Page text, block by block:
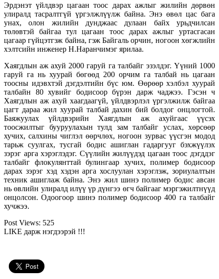
Эрдэнэт үйлдвэр цагаан тоос дарах ажлыг жилийн дөрвөн
улиралд тасралтгүй үргэлжлүүлж байна. Энэ өвөл цас бага
унах, олон жилийн дунджаас дулаан байх урьдчилсан
төлөвтэй байгаа тул цагаан тоос дарах ажлыг уртасгасан
цагаар гүйцэтгэж байна, гэж Байгаль орчин, ногоон хөгжлийн
хэлтсийн инженер Н.Наранчимэг ярилаа.
Хаягдлын аж ахуй 2000 гаруй га талбайг эзэлдэг. Үүний 1000
гаруй га нь хуурай бөгөөд 200 орчим га талбай нь цагаан
тоосны идэвхтэй дэгдэлтийн бүс юм. Өөрөөр хэлбэл хуурай
талбайн 80 хувийг бодисоор бүрэн дарж чаджээ. Гэсэн ч
Хаягдлын аж ахуй хаагдаагүй, үйлдвэрлэл үргэлжилж байгаа
цагт дараа жил хуурай талбай дахин бий болдог онцлогтой.
Баяжуулах үйлдвэрийн Хаягдлын аж ахуйгаас үүсэх
тоосжилтыг бууруулахын тулд зам талбайг услах, хөрсөөр
хучих, салхины чиглэл өөрчлөх, ногоон зурвас үүсгэн модод
тарьж суулгах, тусгай бодис ашиглан гадаргууг бэхжүүлэх
зэрэг арга хэрэглэдэг. Сүүлийн жилүүдэд цагаан тоос дэгддэг
талбайг флокулянттай булингаар хучих, полимер бодисоор
дарах зэрэг хэд хэдэн арга хослуулан хэрэглэж, зориулалтын
техник ашиглаж байна. Энэ жил шинэ полимер бодис авсан
нь өвлийн улиралд илүү үр дүнгээ өгч байгааг мэргэжилтнүүд
онцолсон. Одоогоор шинэ полимер бодисоор 400 га талбайг
хучжээ.
Post Views: 525
LIKE дарж нэгдээрэй !!!